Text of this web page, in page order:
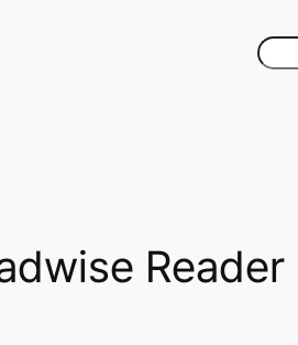
Search
Reader